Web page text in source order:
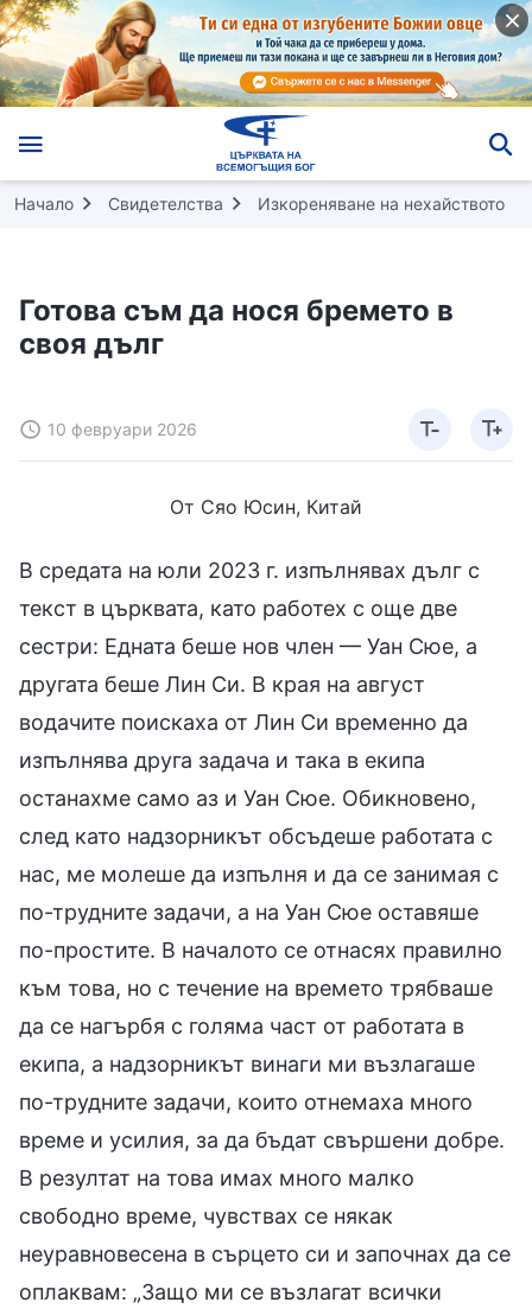
Начало Свидетелства Изкореняване на нехайството
Готова съм да нося бремето в
своя дълг
10 февруари 2026
От Сяо Юсин, Китай
В средата на юли 2023 г. изпълнявах дълг с
текст в църквата, като работех с още две
сестри: Едната беше нов член — Уан Сюе, а
другата беше Лин Си. В края на август
водачите поискаха от Лин Си временно да
изпълнява друга задача и така в екипа
останахме само аз и Уан Сюе. Обикновено,
след като надзорникът обсъдеше работата с
нас, ме молеше да изпълня и да се занимая с
по-трудните задачи, а на Уан Сюе оставяше
по-простите. В началото се отнасях правилно
към това, но с течение на времето трябваше
да се нагърбя с голяма част от работата в
екипа, а надзорникът винаги ми възлагаше
по-трудните задачи, които отнемаха много
време и усилия, за да бъдат свършени добре.
В резултат на това имах много малко
свободно време, чувствах се някак
неуравновесена в сърцето си и започнах да се
оплаквам: „Защо ми се възлагат всички